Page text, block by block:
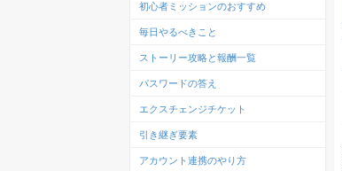
初心者ミッションのおすすめ
毎日やるべきこと
ストーリー攻略と報酬一覧
パスワードの答え
エクスチェンジチケット
引き継ぎ要素
アカウント連携のやり方